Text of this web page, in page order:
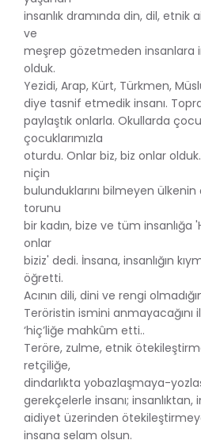
insanlık dramında din, dil, etnik
ve
meşrep gözetmeden insanlara
olduk.
Yezidi, Arap, Kürt, Türkmen,
diye tasnif etmedik insanı.
paylaştık onlarla. Okullarda
çocuklarımızla
oturdu. Onlar biz, biz onlar
niçin
bulunduklarını bilmeyen ülkenin
torunu
bir kadın, bize ve tüm insanlığa
onlar
biziz' dedi. İnsana, insanlığın
öğretti.
Acının dili, dini ve rengi
Teröristin ismini anmayacağını
‘hiç’liğe mahkûm etti..
Teröre, zulme, etnik
retçiliğe,
dindarlıkta yobazlaşmaya-
gerekçelerle insanı;
aidiyet üzerinden
insana selam olsun.